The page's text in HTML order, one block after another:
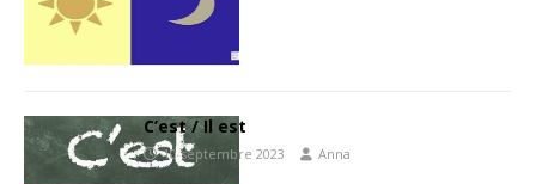
C’est / Il est
10 septembre 2023 Anna